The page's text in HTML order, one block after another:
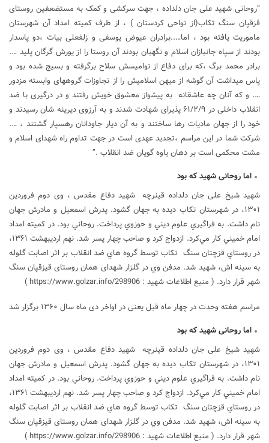
“روحانی شهید علی جان دلداده ، جهت سرکشی و کمک به مستضعفین روستای
قزقپان سنگ تکاب(از نواحی کردستان ) ، از طرف کمیته امداد آن شهرستان
ماموریت یافته بود ، اما…..برادران عیوض یوسفی و زلفعلی بیات ،دو پاسدار
بودند از سپاه جانبازان اسلام و نگهبان بودند آن روستا را از یورش گرگان پلید ….
برادر محمد برگ ،که برای دفاع از نوامیسش سلاح برگرفته و بسیج شده بود و
پاس میداشت آن گوشه از میهن اسلامیش را از تجاوزات گروههای وابسته مزدور
…. و که آنان چه عاشقانه به پیشواز معشوق خویش رفتند و در درگیری با ضد
انقلاب داخلی در ۶۱/۲/۹ پذیرای شهادت شدند و به آرزوی دیرینه شان رسیدند و
خود را از جهان مادیات رها ساختند و به آن دیار جاودانان رهسپار گشتند ، ….
شرکت شما در این مراسم ،تجدید عهدی است در جهت تداوم راه شهدای اسلام و
مشت محکمی است بر دهان یاوه گویان ضد انقلاب .”
اما روحانی شهید که بود
شهید شیخ علی جان دلداده قینرچه شهید دفاع مقدس ، وی دوم فروردين
۱۳۰۱، در شهرستان تكاب ديده به جهان گشود. پدرش اسمعيل و مادرش جهان
نام داشت. به فراگيري علوم ديني و حوزوي پرداخت. روحاني بود. در كميته امداد
امام خميني كار مي‌كرد. ازدواج كرد و صاحب چهار پسر شد. نهم ارديبهشت ۱۳۶۱،
در روستاي قزچتان سنگ تكاب توسط گروه هاي ضد انقلاب بر اثر اصابت گلوله
به سينه اش، شهيد شد. مدفن وي در گلزار شهدای همان روستای قیزقپان سنگ
شهر قرار دارد. ( منبع اطلاعات شهید : https://www.golzar.info/298906
)
مراسم هفته وحدت در چهار ماه قبل یعنی در اواخر دی ماه سال ۱۳۶۰ برگزار شد
اما روحانی شهید که بود
شهید شیخ علی جان دلداده قینرچه شهید دفاع مقدس ، وی دوم فروردين
۱۳۰۱، در شهرستان تكاب ديده به جهان گشود. پدرش اسمعيل و مادرش جهان
نام داشت. به فراگيري علوم ديني و حوزوي پرداخت. روحاني بود. در كميته امداد
امام خميني كار مي‌كرد. ازدواج كرد و صاحب چهار پسر شد. نهم ارديبهشت ۱۳۶۱،
در روستاي قزچتان سنگ تكاب توسط گروه هاي ضد انقلاب بر اثر اصابت گلوله
به سينه اش، شهيد شد. مدفن وي در گلزار شهدای همان روستای قیزقپان سنگ
شهر قرار دارد. ( منبع اطلاعات شهید : https://www.golzar.info/298906
)